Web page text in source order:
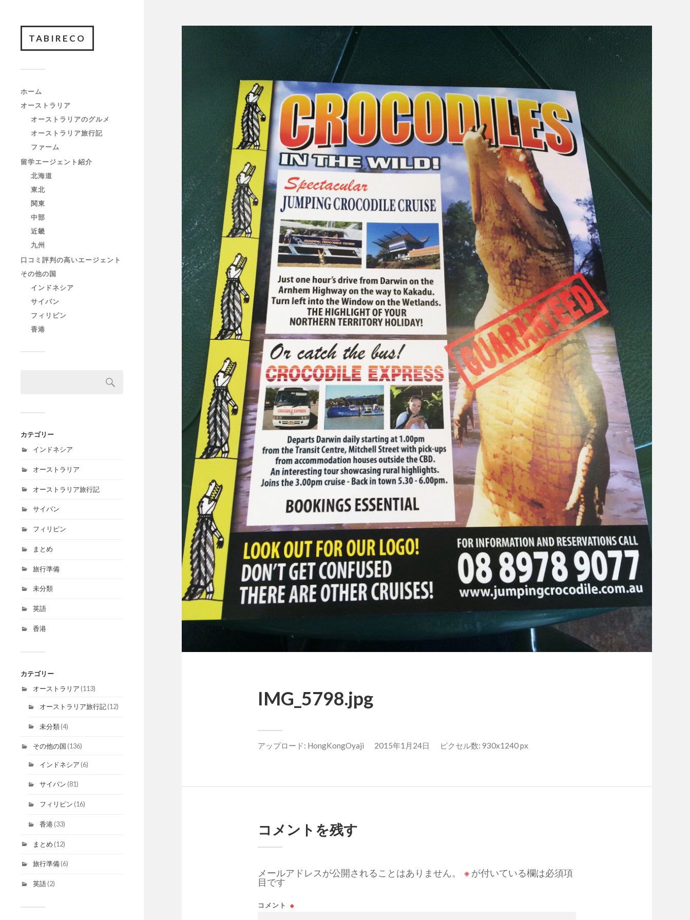
TABIRECO
ホーム
オーストラリア
オーストラリアのグルメ
オーストラリア旅行記
ファーム
留学エージェント紹介
北海道
東北
関東
中部
近畿
九州
口コミ評判の高いエージェント
その他の国
インドネシア
サイパン
フィリピン
香港
カテゴリー
インドネシア
オーストラリア
オーストラリア旅行記
サイパン
フィリピン
まとめ
旅行準備
未分類
英語
香港
カテゴリー
オーストラリア (113)
オーストラリア旅行記(12)
未分類(4)
その他の国 (136)
インドネシア (6)
サイパン (81)
フィリピン (16)
香港(33)
まとめ (12)
旅行準備(6)
英語(2)
IMG_5798.jpg
アップロード: HongKongOyaji 2015年1月24日 ピクセル数: 930x1240 px
コメントを残す
メールアドレスが公開されることはありません。 ※ が付いている欄は必須項
目です
コメント ※